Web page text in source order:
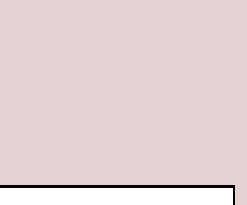
selata niitä